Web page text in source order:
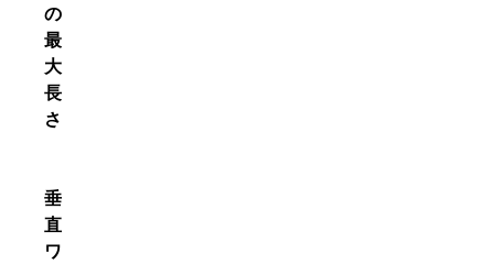
の
最
大
長
さ
垂
直
ワ